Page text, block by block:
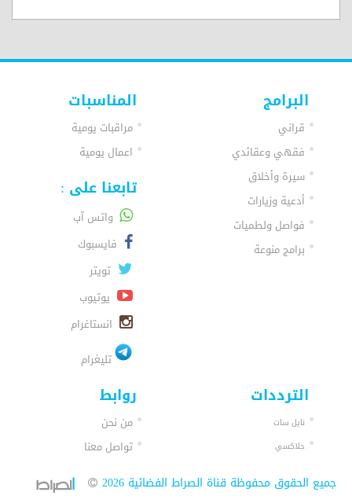
البرامج
قراني
فقهي وعقائدي
سيرة وأخلاق
أدعية وزيارات
فواصل ولطميات
برامج منوعة
المناسبات
مراقبات يومية
اعمال يومية
تابعنا على :
واتس آب
فايسبوك
تويتر
يوتيوب
انستاغرام
تليغرام
الترددات
نايل سات
جلاكسي
روابط
من نحن
تواصل معنا
جميع الحقوق محفوظة قناة الصراط الفضائية 2026